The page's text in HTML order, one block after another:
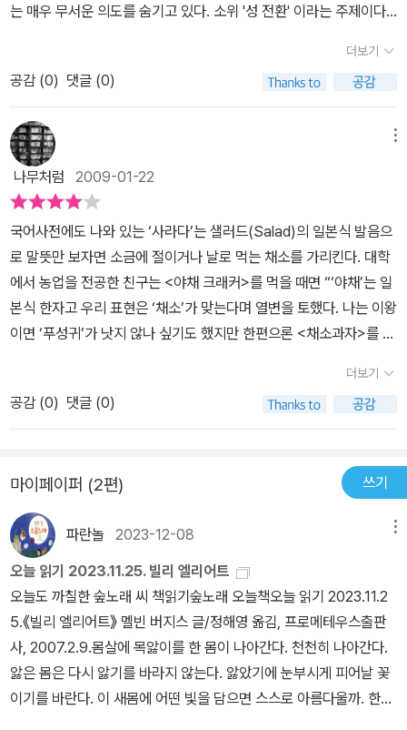
습을 실감나게 표현한 김윤석(드라마 <부활>에서 매번 강냉이를 들
고 댕기던 천사장으로 얼굴을 익힌 분이다; ^ ^)과 고딩의 아들을 둔
젊은 엄마지만 엄마라는 역이 아직은 살짝 어색한 이상아의 차분한
연기도 좋았다. ^ ^ 무엇보다 이 영화에서 '오동구'라는 평범치 않은
역을 완벽히 소화해 낸 류덕환을 빼놓을 수 없다!!<마리이야기>,<묻
지마 패밀리-내 나이키>,<어린신부>,<웰컴 투 동막골>을 거치면서
탄탄히 쌓인 내공을 <천하장사 마돈나>에서 아낌없이 펼쳐 보인다.
(내가 그를 기억한 건 <전원일기>에서 복길이 동생 '순길이'로 나왔
을 때부터였다. ^ ^;;)여자가 되고 싶은 소년 동구를 오버하지 않고 자
연스럽게 소화해 낸 류덕환은 영화속에서 동구를 너무 귀엽고 아주
사랑스럽게 표현해냈다. 또한 동구가 아픔과 좌절을 딛고 다시 용기
와 꿈을 가지는 심리적인 부분까지 어린 배우답지 않게 훌륭히 표현
^ -^ 영화 속에 재미있는 장면이 너무너무 많지만. 바로 이 장면.티코
이 많았다고. ^ ^;;근데... 볼때는 정말 웃겼는뎅;; ^ ^;;; (사실. 그 덩치
들이 티코에 다 구겨탈 수 있었다는게 기적이긴 하다;; ^ ^;;)참!운전석
앞에 앉아있는 착한 몸매(ㅎㅎ)의 소유자 이언.씨름부 주장으로 나오
는 그는 경기장면에서도 꽤 고난도의 기술을 선보이는데.알고보니 고
등부 씨름대회 금메달 수상자라는 이력을 갖고 있는 모델이라고! ^
^ 쉽지 않은 이야기를 설득력있게 풀어간, 장하고 웃긴 영화~ <천하
장사 마돈나>자신의 꿈을 향해 밝고 건강하게 살아가는 우리 주변의
사람들을 통해 다시 한 번 우리의 삶을 돌아보게 하는 영화가 아닌가
한다.열렬한 시사회 반응만큼이나 입소문도 장난이 아니다.그런데.
분명 이유있는 입소문이니. 그 입소문 믿고 극장 나들이 한 번 해 보시
교 때 만나 동구를 가진 후 술과 폭력으로 가족을 괴롭히고 직장에서
도 잘린다자식들이 자기처럼 되길 원하지 않아 운동도 못 하게 하고
걸핏하면 인생 똑바로 살라고 소리치고 한 발 삐끗하면 나락으로 떨
것이다그러나 주인공 동구는 아빠와는 달리 자신을 미워하지 않고 오
히려 여성적인 성향을 가진 스스로를 사랑한다그게 가장 큰 차이다아
버지는 세상에서 낙오됐다고 생각하고 자신을 학대하지만, 아들은 세
상을 이기는 대신 함께 살아가는 방법을 터득한다그래서 동구의 자아
는 매우 건전하다 하리수 같은 트렌스젠더와는 좀 다른 것 같다하리
수는 아예 여성처럼 보이지만 동구는 성향만 여자일 뿐, 겉모습은 남
자다가슴이 나온 것도 살이 쪄서 그렇지 여성 호르몬 분비 때문은 아
닌 것 같다오히려 동구는 씨름하기게 적합한 체격을 지녔다결국 마지
막에는 마돈나처럼 여장을 하고 노래를 부르지만, 동구의 성정체성은
등학교 때 동구 아빠를 만나 가출한 후 동구를 낳았지만 결국 가정을
버리고 뛰쳐나간다왜 사랑의 끝은 이렇게 끔찍한 걸까?동화 속의 왕
자님과 공주님은 영원히 행복하게 잘 살았다는데, 현실에서 사랑의
걸까?아니면 원래 사랑이란 감정이 별 게 아닌 걸까?그렇지만 엄마
는 동구의 여성적 취향을 인정해 주고 그것을 불행하게 생각하지 않
는다그런 건전한 자세가 참 마음에 든다 동구가 뒤집기 한 판으로 승
부를 가릴 때 참 멋있었다씨름도 흥미진진한 스포츠인데 오늘날 비인
기 종목으로 전락해 참 안타깝다비인기 스포츠를 소재로 영화를 만든
점도 참신해서 좋다으랏차차 스모부를 보는 기분이었다류덕환의 앞
으로의 행보가 주목된다
는 매우 무서운 의도를 숨기고 있다. 소위 '성 전환' 이라는 주제이다.
여자가 되는 것은 결코 숨길수 없는 명제이다. 어떤 이론을 제시한다
하더라도 '성전환'을 정당화 할 수 없다고 본다.도저히 용납할수 없는
내용을 코믹과 어수룩함에 숨긴다고해서 그 내용을 숨길 수 없는 것
이다.
더보기
공감 (0) 댓글 (0)
나무처럼 2009-01-22
국어사전에도 나와 있는 ‘사라다’는 샐러드(Salad)의 일본식 발음으
로 말뜻만 보자면 소금에 절이거나 날로 먹는 채소를 가리킨다. 대학
에서 농업을 전공한 친구는 <야채 크래커>를 먹을 때면 “‘야채’는 일
본식 한자고 우리 표현은 ‘채소’가 맞는다며 열변을 토했다. 나는 이왕
이면 ‘푸성귀’가 낫지 않나 싶기도 했지만 한편으론 <채소과자>를 선
이 많아서인지 유식한 척, 격 있어 보이는 말투는 쉽게 입에 오르내린
다. 외래의 것이나 새것이 신선한 만큼 세련된 듯 보이고, 옛것은
‘촌’스럽기 마련이어서 ‘신토불이’ 언어가 열세에 몰리는 일은 다반사
드’가 대세다. 하지만 동서양의 틈바구니에서 식민지 경험이 살짝 낀
우리에게 ‘사라다’는 참 독특한 존재다. 제아무리 왜색이라지만 사라
다는 아직도 양배추와 과일, 거기에 견과류까지 곁들여 마요네즈로
마무리한 우리 요리이자 안주의 한 종목으로 술집 메뉴판을 굳건히
지키고 있다. 격도 좋고 계통이나 역사도 중요하지만 역시 ‘사라다’는
사라다라고 해야지, 호프집에 앉아 ‘샐러드’라고 하면 밥맛이 되기 십
상이다. 한 판 뒤집기로 여자가 되려는 청소년/녀 오동구의 성장영화
<천하장사 마돈나>는 소재나 배경은 일본 영화 <으라차차 스모부>
와 엇비슷하고, 스토리 진행은 탄광노동자들의 파업 한 복판에서 런
더보기
공감 (0) 댓글 (0)
마이페이퍼 (2편) 쓰기
파란놀 2023-12-08
오늘 읽기 2023.11.25. 빌리 엘리어트
오늘도 까칠한 숲노래 씨 책읽기숲노래 오늘책오늘 읽기 2023.11.2
5.《빌리 엘리어트》 멜빈 버지스 글/정해영 옮김, 프로메테우스출판
사, 2007.2.9.몸살에 목앓이를 한 몸이 나아간다. 천천히 나아간다.
앓은 몸은 다시 앓기를 바라지 않는다. 앓았기에 눈부시게 피어날 꽃
이기를 바란다. 이 새몸에 어떤 빛을 담으면 스스로 아름다울까. 한참